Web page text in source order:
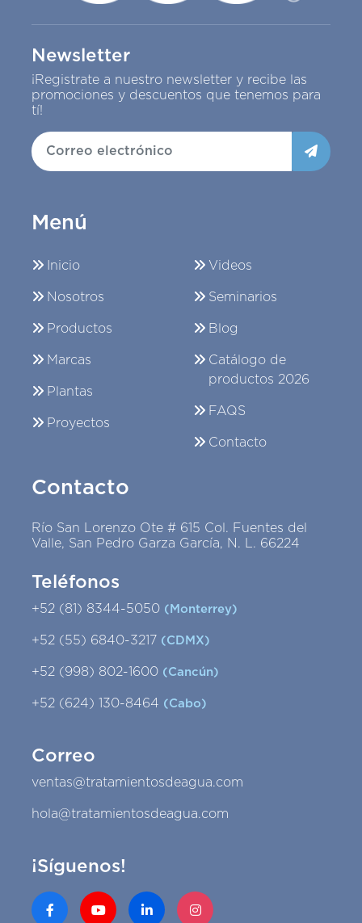
Newsletter
¡Registrate a nuestro newsletter y recibe las
promociones y descuentos que tenemos para
tí!
Menú
Inicio
Nosotros
Productos
Marcas
Plantas
Proyectos
Videos
Seminarios
Blog
Catálogo de
productos 2026
FAQS
Contacto
Contacto
Río San Lorenzo Ote # 615 Col. Fuentes del
Valle, San Pedro Garza García, N. L. 66224
Teléfonos
+52 (81) 8344-5050 (Monterrey)
+52 (55) 6840-3217 (CDMX)
+52 (998) 802-1600 (Cancún)
+52 (624) 130-8464 (Cabo)
Correo
ventas@tratamientosdeagua.com
hola@tratamientosdeagua.com
¡Síguenos!